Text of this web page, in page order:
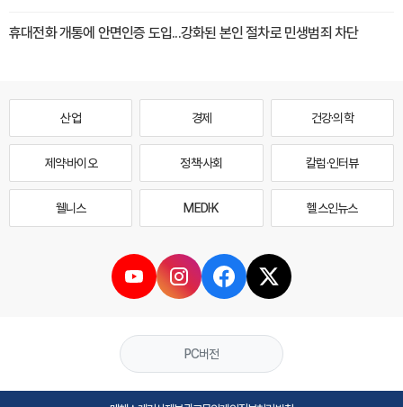
휴대전화 개통에 안면인증 도입...강화된 본인 절차로 민생범죄 차단
산업 경제 건강·의학
제약·바이오 정책·사회 칼럼·인터뷰
웰니스 MEDI·K 헬스인뉴스
PC버전